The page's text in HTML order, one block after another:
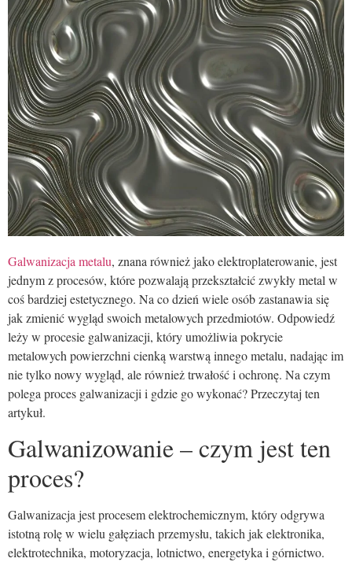
Galwanizacja metalu, znana również jako elektroplaterowanie, jest
jednym z procesów, które pozwalają przekształcić zwykły metal w
coś bardziej estetycznego. Na co dzień wiele osób zastanawia się
jak zmienić wygląd swoich metalowych przedmiotów. Odpowiedź
leży w procesie galwanizacji, który umożliwia pokrycie
metalowych powierzchni cienką warstwą innego metalu, nadając im
nie tylko nowy wygląd, ale również trwałość i ochronę. Na czym
polega proces galwanizacji i gdzie go wykonać? Przeczytaj ten
artykuł.
Galwanizowanie – czym jest ten
proces?
Galwanizacja jest procesem elektrochemicznym, który odgrywa
istotną rolę w wielu gałęziach przemysłu, takich jak elektronika,
elektrotechnika, motoryzacja, lotnictwo, energetyka i górnictwo.